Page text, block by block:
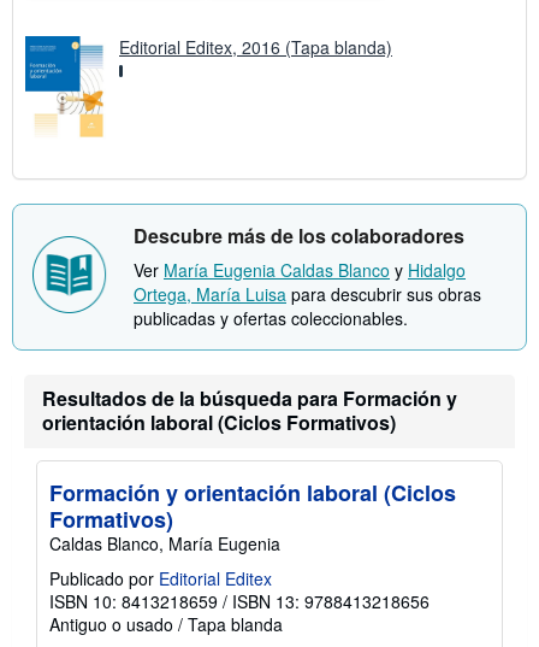
e
n
Editorial Editex, 2016 (Tapa blanda)
Descubre más de los colaboradores
Ver María Eugenia Caldas Blanco y Hidalgo
Ortega, María Luisa para descubrir sus obras
publicadas y ofertas coleccionables.
Resultados de la búsqueda para Formación y
orientación laboral (Ciclos Formativos)
Formación y orientación laboral (Ciclos
Formativos)
Caldas Blanco, María Eugenia
Publicado por Editorial Editex
ISBN 10: 8413218659 / ISBN 13: 9788413218656
Antiguo o usado / Tapa blanda